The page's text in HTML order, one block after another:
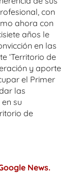
con
ahora con
años le
en las
‘Territorio de
y aporte
el Primer
las
su
de
News.